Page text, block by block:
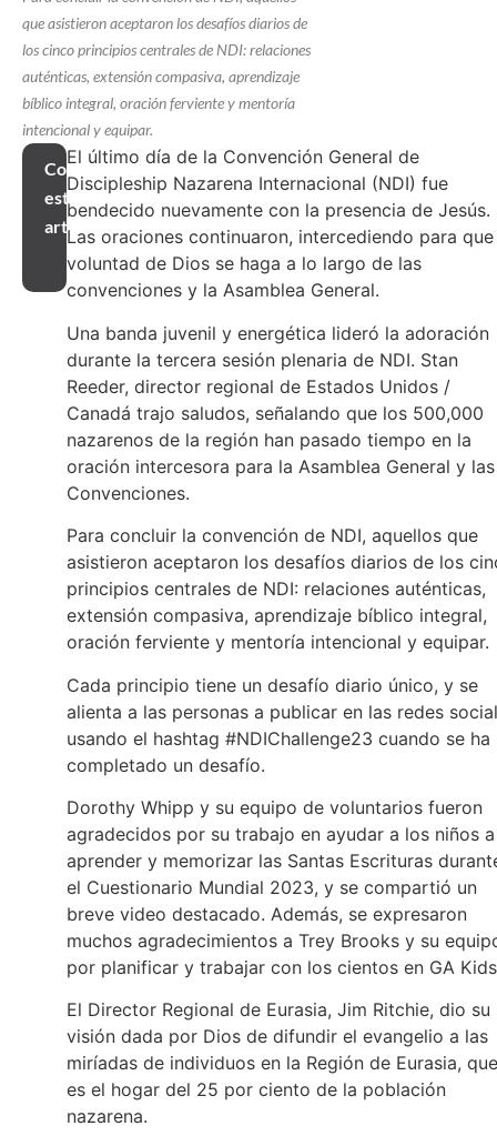
que asistieron aceptaron los desafíos diarios de
los cinco principios centrales de NDI: relaciones
auténticas, extensión compasiva, aprendizaje
bíblico integral, oración ferviente y mentoría
intencional y equipar.
Compartir
este
artículo
El último día de la Convención General de
Discipleship Nazarena Internacional (NDI) fue
bendecido nuevamente con la presencia de Jesús.
Las oraciones continuaron, intercediendo para
voluntad de Dios se haga a lo largo de las
convenciones y la Asamblea General.
Una banda juvenil y energética lideró la adoración
durante la tercera sesión plenaria de NDI. Stan
Reeder, director regional de Estados Unidos /
Canadá trajo saludos, señalando que los 500,000
nazarenos de la región han pasado tiempo en la
oración intercesora para la Asamblea General y las
Convenciones.
Para concluir la convención de NDI, aquellos que
asistieron aceptaron los desafíos diarios de los
principios centrales de NDI: relaciones auténticas,
extensión compasiva, aprendizaje bíblico integral,
oración ferviente y mentoría intencional y equipar.
Cada principio tiene un desafío diario único, y se
alienta a las personas a publicar en las redes
usando el hashtag #NDIChallenge23 cuando se ha
completado un desafío.
Dorothy Whipp y su equipo de voluntarios fueron
agradecidos por su trabajo en ayudar a los niños a
aprender y memorizar las Santas Escrituras
el Cuestionario Mundial 2023, y se compartió un
breve video destacado. Además, se expresaron
muchos agradecimientos a Trey Brooks y su
por planificar y trabajar con los cientos en GA
El Director Regional de Eurasia, Jim Ritchie, dio su
visión dada por Dios de difundir el evangelio a las
miríadas de individuos en la Región de Eurasia, que
es el hogar del 25 por ciento de la población
nazarena.